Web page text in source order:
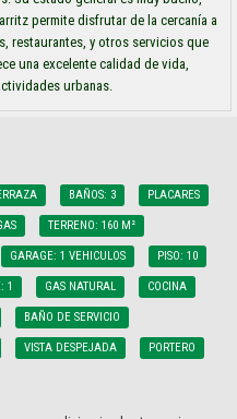
permite disfrutar de la cercanía a
restaurantes, y otros servicios que
una excelente calidad de vida,
urbanas.
BAÑOS: 3 PLACARES
TERRENO: 160 M²
GARAGE: 1 VEHICULOS PISO: 10
1 GAS NATURAL COCINA
BAÑO DE SERVICIO
VISTA DESPEJADA PORTERO